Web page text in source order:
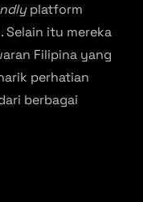
platform
Selain itu mereka
Filipina yang
perhatian
berbagai